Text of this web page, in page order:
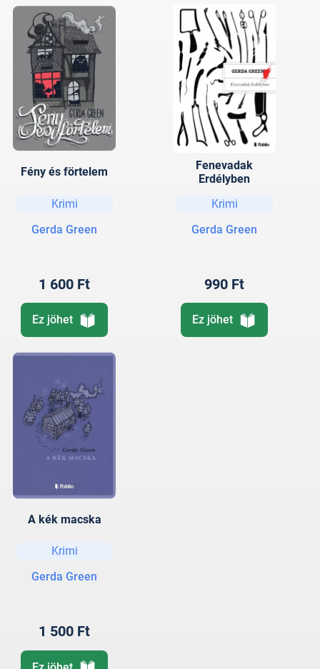
Fény és förtelem
Krimi
Gerda Green
1 600 Ft
Ez jöhet
Fenevadak
Erdélyben
Krimi
Gerda Green
990 Ft
Ez jöhet
A kék macska
Krimi
Gerda Green
1 500 Ft